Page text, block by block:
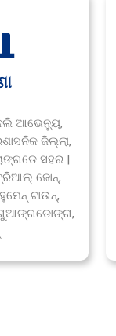
ଆଭେନ୍ୟୁ,
ଜିଲ୍ଲା,
ସହର |
ଜୋନ୍,
ଟାଉନ୍,